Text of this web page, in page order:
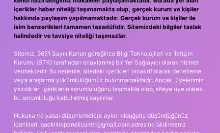
içerikler haber niteliği taşımamakta olup, gerçek kurum ve kişiler
hakkında paylaşım yapılmamaktadır. Gerçek kurum ve kişiler ile
isim benzerlikleri tamamen tesadüfidir. Sitemizdeki bilgiler taslak
halindedir ve tavsiye niteliği taşımazlar.
Sitemiz, 5651 Sayılı Kanun gereğince Bilgi Teknolojileri ve İletişim
Kurumu (BTK) tarafından onaylanmış bir Yer Sağlayıcı olarak hizmet
vermektedir. Bu nedenle, sitedeki içerikleri proaktif olarak denetleme
veya araştırma yükümlülüğümüz bulunmamaktadır. Ancak, üyelerimiz
yazdıkları içeriklerin sorumluluğunu taşımakta olup, siteye üye olarak
bu sorumluluğu kabul etmiş sayılırlar.
Hukuka ve yasal düzenlemelere aykırı olduğunu düşündüğünüz
içerikleri, backlinkpanelicomtr@gmail.com adresine bildirmeniz